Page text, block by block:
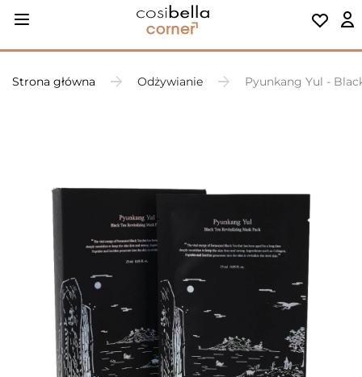
Strona główna Odżywianie Pyunkang Yul -